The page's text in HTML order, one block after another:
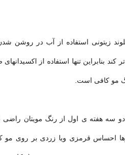
زیتونی استفاده از آب در روشن شدن
بنابراین تنها استفاده از
مو کافی است.
سه هفته ی اول از رنگ مویتان راضی
احساس قرمزی ویا زردی بر روی مو